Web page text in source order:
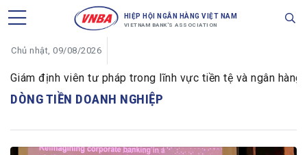
HIỆP HỘI NGÂN HÀNG VIỆT NAM
VIETNAM BANK'S ASSOCIATION
Chủ nhật, 09/08/2026
định viên tư pháp trong lĩnh vực tiền tệ và ngân hàng
DÒNG TIỀN DOANH NGHIỆP